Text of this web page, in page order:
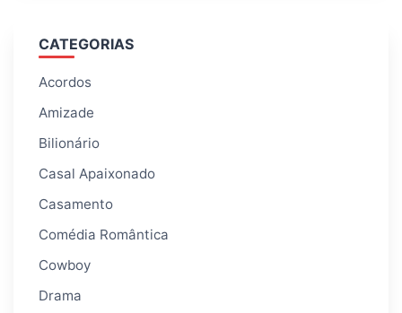
CATEGORIAS
Acordos
Amizade
Bilionário
Casal Apaixonado
Casamento
Comédia Romântica
Cowboy
Drama